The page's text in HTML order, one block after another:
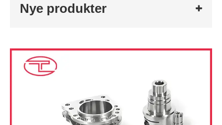
Nye produkter